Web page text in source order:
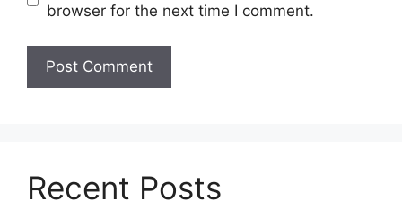
browser for the next time I comment.
Recent Posts